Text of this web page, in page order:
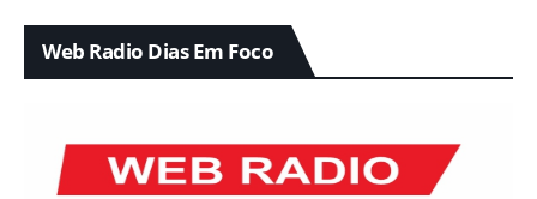
Web Radio Dias Em Foco